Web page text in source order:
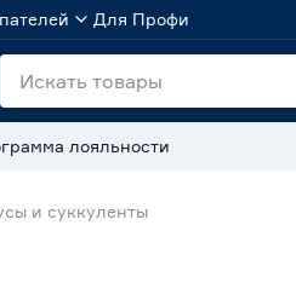
Для Профи
лояльности
и суккуленты